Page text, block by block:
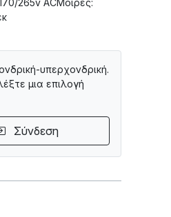
υπερχονδρική.
μια επιλογή
Σύνδεση